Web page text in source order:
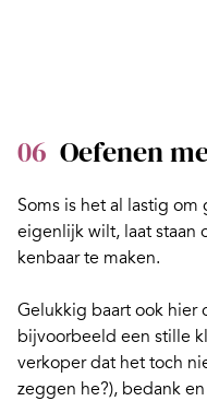
06 Oefenen
Soms is het al lastig
eigenlijk wilt, laat staan
kenbaar te maken.
Gelukkig baart ook hier
bijvoorbeeld een stille
verkoper dat het toch
zeggen he?), bedank